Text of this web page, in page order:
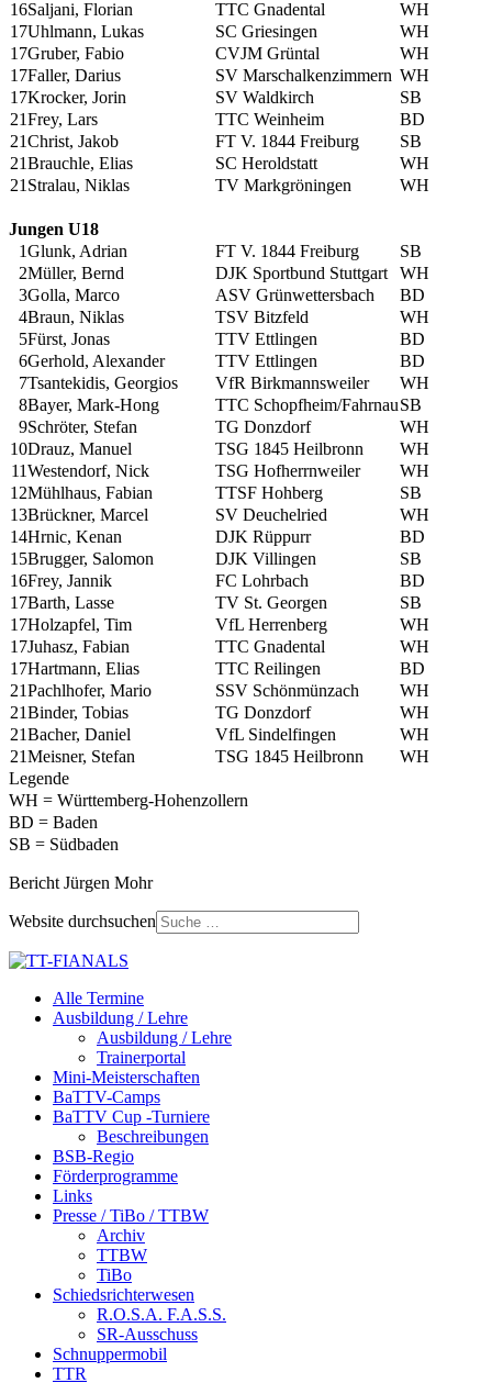
16Saljani, Florian TTC Gnadental
WH
17Uhlmann, Lukas SC Griesingen
WH
17Gruber, Fabio CVJM Grüntal
WH
17Faller, Darius SV Marschalkenzimmern WH
17Krocker, Jorin SV Waldkirch
SB
21Frey, Lars TTC Weinheim
BD
21Christ, Jakob FT V. 1844 Freiburg
SB
21Brauchle, Elias SC Heroldstatt
WH
21 Stralau, Niklas TV Markgröningen WH
Jungen U18
1Glunk, Adrian FT V. 1844 Freiburg
SB
2Müller, Bernd DJK Sportbund Stuttgart
WH
3Golla, Marco ASV Grünwettersbach
BD
4Braun, Niklas TSV Bitzfeld
WH
5Fürst, Jonas TTV Ettlingen
BD
6Gerhold, Alexander TTV Ettlingen
BD
7Tsantekidis, Georgios VfR Birkmannsweiler
WH
8Bayer, Mark-Hong TTC Schopfheim/FahrnauSB
9Schröter, Stefan TG Donzdorf
WH
10Drauz, Manuel TSG 1845 Heilbronn
WH
11Westendorf, Nick TSG Hofherrnweiler
WH
12Mühlhaus, Fabian TTSF Hohberg
SB
13Brückner, Marcel SV Deuchelried
WH
14Hrnic, Kenan DJK Rüppurr
BD
15Brugger, Salomon DJK Villingen
SB
16Frey, Jannik FC Lohrbach
BD
17Barth, Lasse TV St. Georgen
SB
17Holzapfel, Tim VfL Herrenberg
WH
17Juhasz, Fabian TTC Gnadental
WH
17Hartmann, Elias TTC Reilingen
BD
21Pachlhofer, Mario SSV Schönmünzach
WH
21Binder, Tobias TG Donzdorf
WH
21Bacher, Daniel VfL Sindelfingen
WH
21Meisner, Stefan TSG 1845 Heilbronn
WH
Legende
WH = Württemberg-Hohenzollern
BD = Baden
SB = Südbaden
Bericht Jürgen Mohr
Website durchsuchen
Alle Termine
Ausbildung / Lehre
Ausbildung / Lehre
Trainerportal
Mini-Meisterschaften
BaTTV-Camps
BaTTV Cup -Turniere
Beschreibungen
BSB-Regio
Förderprogramme
Links
Presse / TiBo / TTBW
Archiv
TTBW
TiBo
Schiedsrichterwesen
R.O.S.A. F.A.S.S.
SR-Ausschuss
Schnuppermobil
TTR